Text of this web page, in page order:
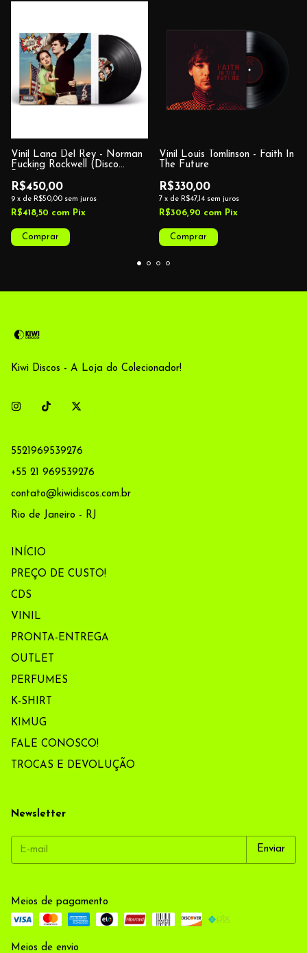
Vinil Lana Del Rey - Norman
Fucking Rockwell (Disco
R$450,00
9 x de R$50,00 sem juros
R$418,50 com Pix
Vinil Louis Tomlinson - Faith In
The Future
R$330,00
7 x de R$47,14 sem juros
R$306,90 com Pix
Kiwi Discos - A Loja do Colecionador!
5521969539276
+55 21 969539276
contato@kiwidiscos.com.br
Rio de Janeiro - RJ
INÍCIO
PREÇO DE CUSTO!
CDS
VINIL
PRONTA-ENTREGA
OUTLET
PERFUMES
K-SHIRT
KIMUG
FALE CONOSCO!
TROCAS E DEVOLUÇÃO
Newsletter
Meios de pagamento
Meios de envio